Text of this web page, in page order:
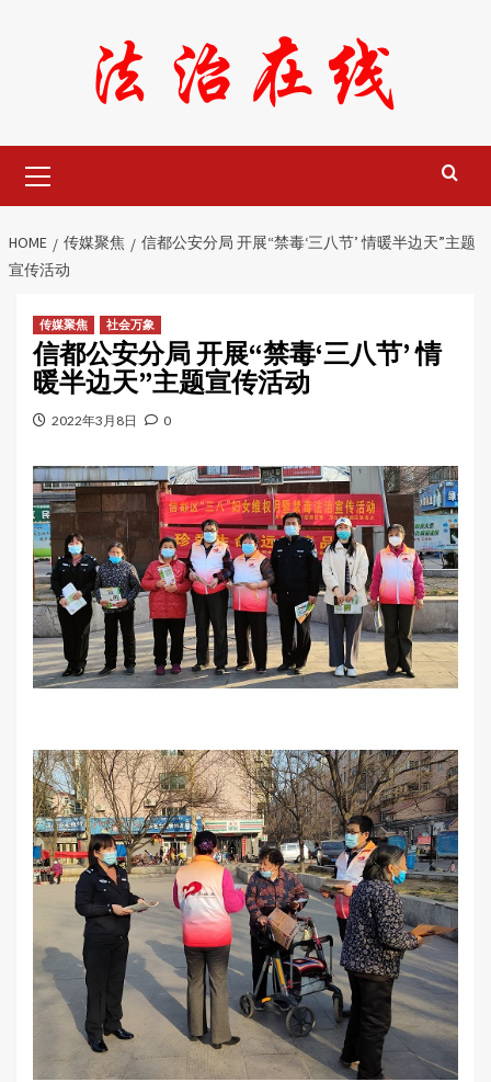
Menu
HOME 传媒聚焦
信都公安分局 开展“禁毒‘三八节’ 情暖半边天”主题
宣传活动
传媒聚焦 社会万象
信都公安分局 开展“禁毒‘三八节’ 情
暖半边天”主题宣传活动
2022年3月8日 0